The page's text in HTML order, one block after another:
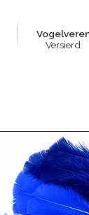
Vogelvere
Versierd